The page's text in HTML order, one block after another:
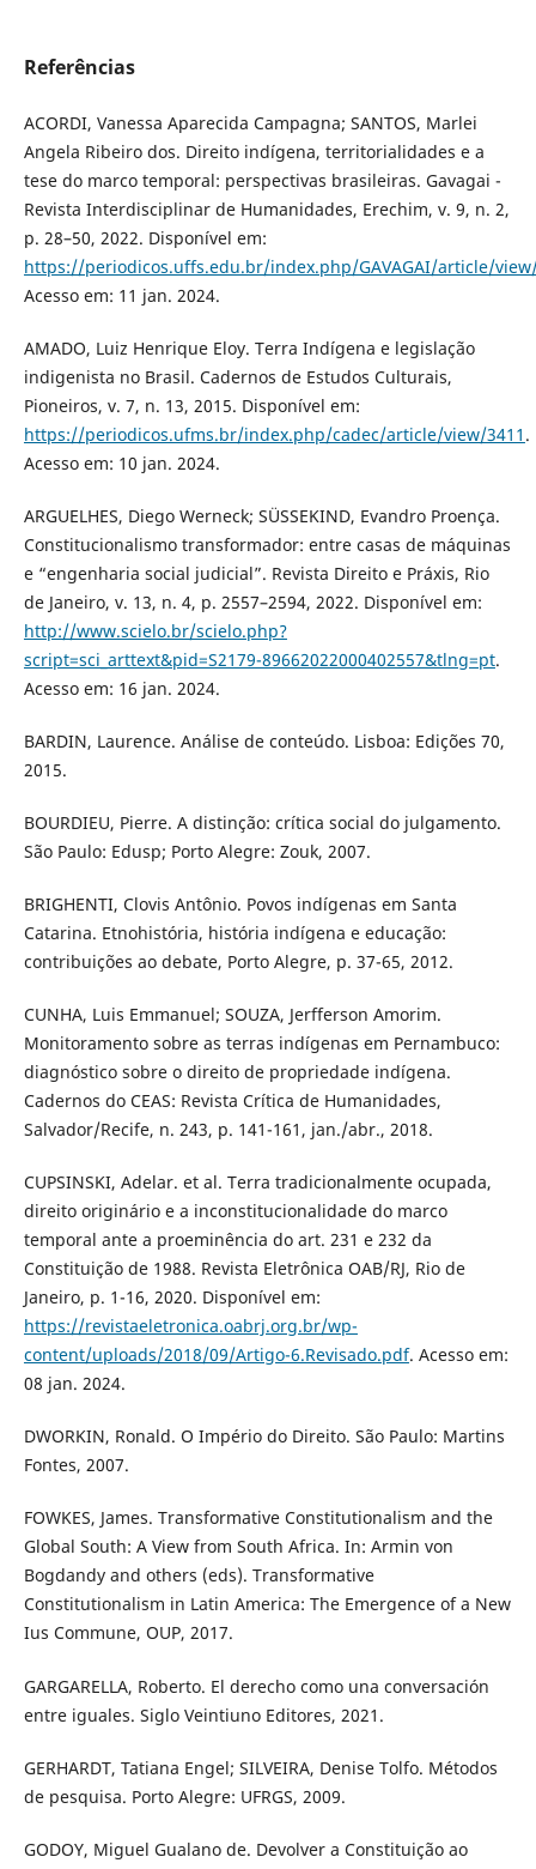
Referências
ACORDI, Vanessa Aparecida Campagna; SANTOS, Marlei
Angela Ribeiro dos. Direito indígena, territorialidades e a
tese do marco temporal: perspectivas brasileiras. Gavagai -
Revista Interdisciplinar de Humanidades, Erechim, v. 9, n. 2,
p. 28–50, 2022. Disponível em:
https://periodicos.uffs.edu.br/index.php/GAVAGAI/article/
Acesso em: 11 jan. 2024.
AMADO, Luiz Henrique Eloy. Terra Indígena e legislação
indigenista no Brasil. Cadernos de Estudos Culturais,
Pioneiros, v. 7, n. 13, 2015. Disponível em:
https://periodicos.ufms.br/index.php/cadec/article/view/3411 .
Acesso em: 10 jan. 2024.
ARGUELHES, Diego Werneck; SÜSSEKIND, Evandro Proença.
Constitucionalismo transformador: entre casas de máquinas
e “engenharia social judicial”. Revista Direito e Práxis, Rio
de Janeiro, v. 13, n. 4, p. 2557–2594, 2022. Disponível em:
http://www.scielo.br/scielo.php?
script=sci_arttext&pid=S2179-89662022000402557&tlng=pt.
Acesso em: 16 jan. 2024.
BARDIN, Laurence. Análise de conteúdo. Lisboa: Edições 70,
2015.
BOURDIEU, Pierre. A distinção: crítica social do julgamento.
São Paulo: Edusp; Porto Alegre: Zouk, 2007.
BRIGHENTI, Clovis Antônio. Povos indígenas em Santa
Catarina. Etnohistória, história indígena e educação:
contribuições ao debate, Porto Alegre, p. 37-65, 2012.
CUNHA, Luis Emmanuel; SOUZA, Jerfferson Amorim.
Monitoramento sobre as terras indígenas em Pernambuco:
diagnóstico sobre o direito de propriedade indígena.
Cadernos do CEAS: Revista Crítica de Humanidades,
Salvador/Recife, n. 243, p. 141-161, jan./abr., 2018.
CUPSINSKI, Adelar. et al. Terra tradicionalmente ocupada,
direito originário e a inconstitucionalidade do marco
temporal ante a proeminência do art. 231 e 232 da
Constituição de 1988. Revista Eletrônica OAB/RJ, Rio de
Janeiro, p. 1-16, 2020. Disponível em:
https://revistaeletronica.oabrj.org.br/wp-
content/uploads/2018/09/Artigo-6.Revisado.pdf. Acesso em:
08 jan. 2024.
DWORKIN, Ronald. O Império do Direito. São Paulo: Martins
Fontes, 2007.
FOWKES, James. Transformative Constitutionalism and the
Global South: A View from South Africa. In: Armin von
Bogdandy and others (eds). Transformative
Constitutionalism in Latin America: The Emergence of a New
Ius Commune, OUP, 2017.
GARGARELLA, Roberto. El derecho como una conversación
entre iguales. Siglo Veintiuno Editores, 2021.
GERHARDT, Tatiana Engel; SILVEIRA, Denise Tolfo. Métodos
de pesquisa. Porto Alegre: UFRGS, 2009.
GODOY, Miguel Gualano de. Devolver a Constituição ao